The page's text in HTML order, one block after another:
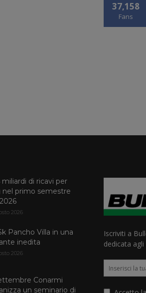
37,158
Fans
miliardi di ricavi per
nel primo semestre
2026
Pancho Villa in una
inedita
2026
Conarmi
un seminario di
Iscriviti a
dedicata